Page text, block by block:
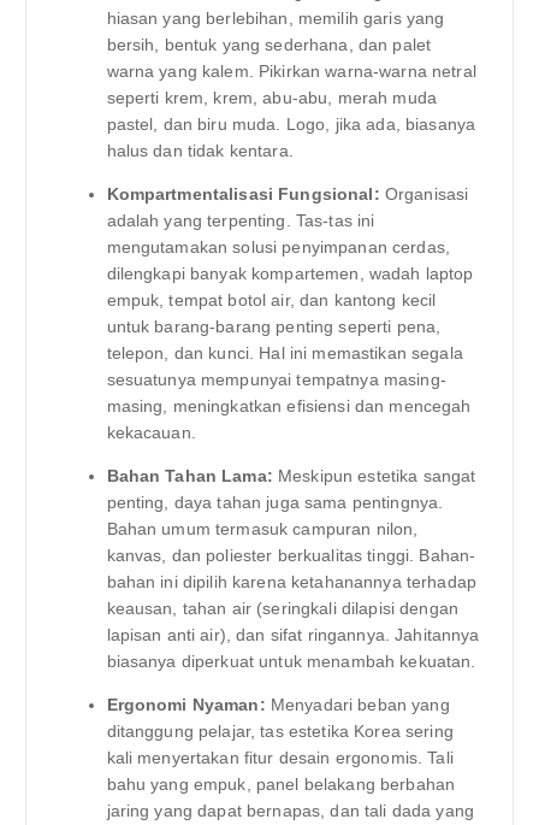
hiasan yang berlebihan, memilih garis yang
bersih, bentuk yang sederhana, dan palet
warna yang kalem. Pikirkan warna-warna netral
seperti krem, krem, abu-abu, merah muda
pastel, dan biru muda. Logo, jika ada, biasanya
halus dan tidak kentara.
Kompartmentalisasi Fungsional: Organisasi
adalah yang terpenting. Tas-tas ini
mengutamakan solusi penyimpanan cerdas,
dilengkapi banyak kompartemen, wadah laptop
empuk, tempat botol air, dan kantong kecil
untuk barang-barang penting seperti pena,
telepon, dan kunci. Hal ini memastikan segala
sesuatunya mempunyai tempatnya masing-
masing, meningkatkan efisiensi dan mencegah
kekacauan.
Bahan Tahan Lama: Meskipun estetika sangat
penting, daya tahan juga sama pentingnya.
Bahan umum termasuk campuran nilon,
kanvas, dan poliester berkualitas tinggi. Bahan-
bahan ini dipilih karena ketahanannya terhadap
keausan, tahan air (seringkali dilapisi dengan
lapisan anti air), dan sifat ringannya. Jahitannya
biasanya diperkuat untuk menambah kekuatan.
Ergonomi Nyaman: Menyadari beban yang
ditanggung pelajar, tas estetika Korea sering
kali menyertakan fitur desain ergonomis. Tali
bahu yang empuk, panel belakang berbahan
jaring yang dapat bernapas, dan tali dada yang